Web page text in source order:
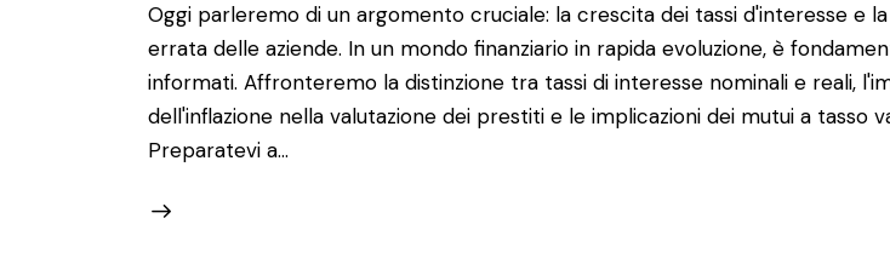
Oggi parleremo di un argomento cruciale: la crescita dei tassi d'interesse e
errata delle aziende. In un mondo finanziario in rapida evoluzione, è
informati. Affronteremo la distinzione tra tassi di interesse nominali e reali,
dell'inflazione nella valutazione dei prestiti e le implicazioni dei mutui a tasso
Preparatevi a…